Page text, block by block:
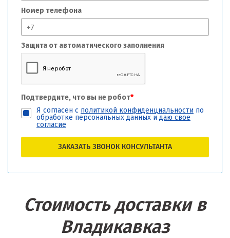
Номер телефона
Защита от автоматического заполнения
Подтвердите, что вы не робот*
Я согласен с политикой конфиденциальности по
обработке персональных данных и даю свое
согласие
ЗАКАЗАТЬ ЗВОНОК КОНСУЛЬТАНТА
Стоимость доставки в
Владикавказ